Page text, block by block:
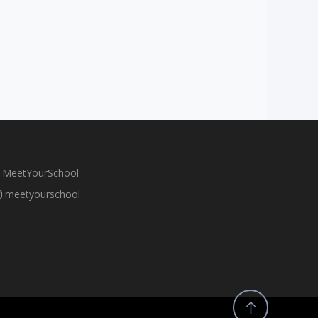
MeetYourSchool
meetyourschool